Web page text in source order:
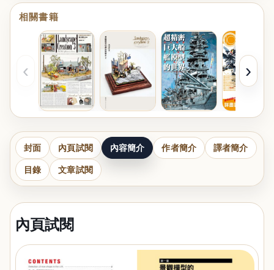
相關書籍
‹ ›
封面 內頁試閱 內容簡介 作者簡介 譯者簡介
目錄 文章試閱
內頁試閱